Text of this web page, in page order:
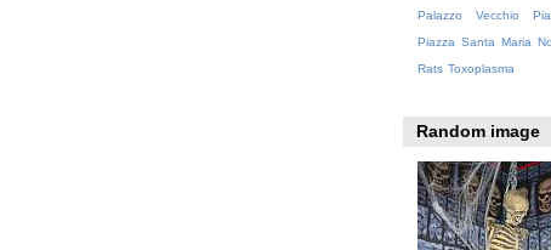
Palazzo Vecchio
Piazza Santa Maria
Rats Toxoplasma
Random image